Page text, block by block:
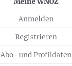
Anmelden
Registrieren
Abo- und Profildaten